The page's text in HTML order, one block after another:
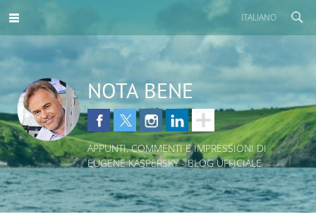
ITALIANO
NOTA BENE
APPUNTI, COMMENTI E IMPRESSIONI DI
EUGENE KASPERSKY - BLOG UFFICIALE